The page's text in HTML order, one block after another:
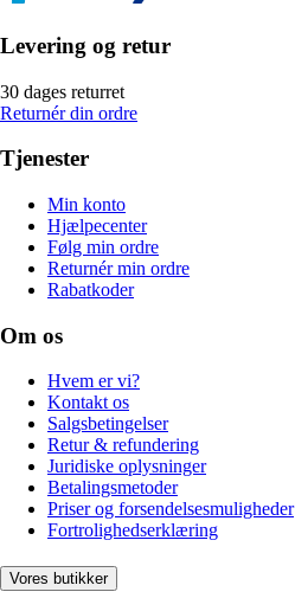
Levering og retur
30 dages returret
Returnér din ordre
Tjenester
Min konto
Hjælpecenter
Følg min ordre
Returnér min ordre
Rabatkoder
Om os
Hvem er vi?
Kontakt os
Salgsbetingelser
Retur & refundering
Juridiske oplysninger
Betalingsmetoder
Priser og forsendelsesmuligheder
Fortrolighedserklæring
Vores butikker